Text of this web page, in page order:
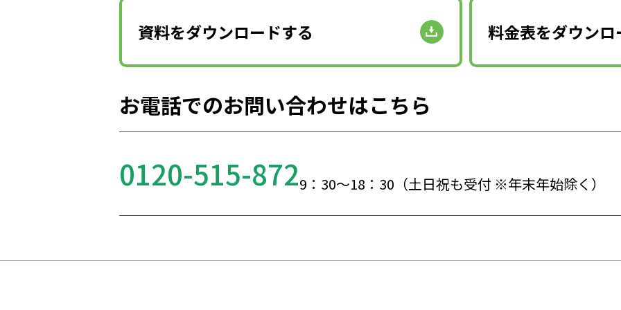
資料をダウンロードする 料金表をダウン
お電話でのお問い合わせはこちら
0120-515-8729：30～18：30（土日祝も受付 ※年末年始除く）